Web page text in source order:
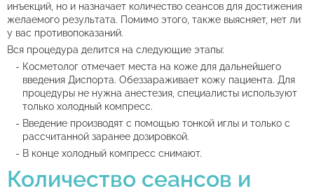
инъекций, но и назначает количество сеансов для достижения
желаемого результата. Помимо этого, также выясняет, нет ли
у вас противопоказаний.
Вся процедура делится на следующие этапы:
Косметолог отмечает места на коже для дальнейшего
введения Диспорта. Обеззараживает кожу пациента. Для
процедуры не нужна анестезия, специалисты используют
только холодный компресс.
Введение производят с помощью тонкой иглы и только с
рассчитанной заранее дозировкой.
В конце холодный компресс снимают.
Количество сеансов и